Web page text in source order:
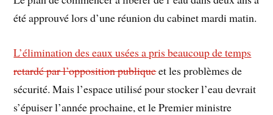
été approuvé lors d’une réunion du cabinet mardi matin.
L’élimination des eaux usées a pris beaucoup de temps
retardé par l’opposition publiqueet les problèmes de
sécurité. Mais l’espace utilisé pour stocker l’eau devrait
s’épuiser l’année prochaine, et le Premier ministre